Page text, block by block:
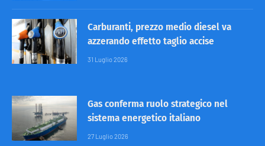
Carburanti, prezzo medio diesel va
azzerando effetto taglio accise
31 Luglio 2026
Gas conferma ruolo strategico nel
sistema energetico italiano
27 Luglio 2026